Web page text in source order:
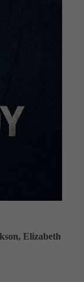
Elizabeth